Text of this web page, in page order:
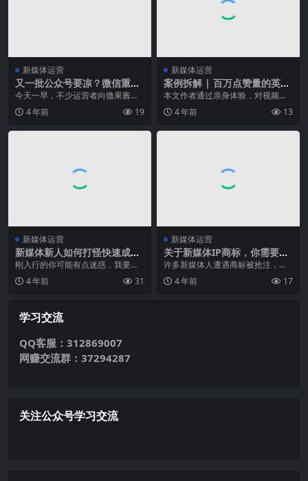
新媒体运营
又一批公众号要凉？微信重磅
新规，没有新闻资质这些内容
别发！
今天一早，不少运营者向微果酱爆
料称，公众号后台收到了《关于公
众账号从事互联网新闻...
4 年前 19
新媒体运营
案例拆解 | 百万点赞量的英语
教育个人IP视频号如何引流？
本文作者通过亲身体验，对视频号
“英语雪梨老师”的免费直播课进行了
拆解，对课程用户...
4 年前 13
新媒体运营
新媒体新人如何打怪快速成
长？
刚入行的你可能有点迷惑，我要如
何在新媒体这一行业快速成长？本
文就来跟大家探讨一下...
4 年前 31
新媒体运营
关于新媒体IP商标，你需要了
解这些
许多新媒体人遭遇商标被抢注，到
底为什么会出现这种情况？又该如
何规避这种情况呢？ ...
4 年前 17
学习交流
QQ客服：312869007
网赚交流群：37294287
关注公众号学习交流